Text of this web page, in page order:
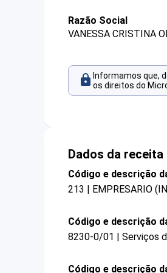
Razão Social
VANESSA CRISTINA
Informamos que,
os direitos do
Dados da
Código e descrição
213 | EMPRESARIO
Código e descrição
8230-0/01 | Serviços
Código e descrição